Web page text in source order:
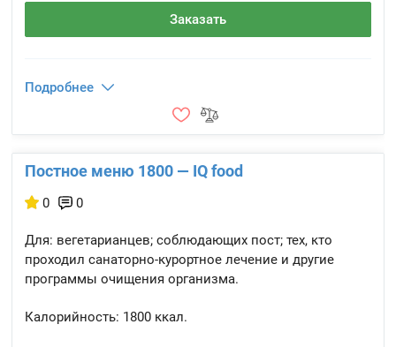
Заказать
Подробнее
Постное меню 1800 — IQ food
0 0
Для: вегетарианцев; соблюдающих пост; тех, кто
проходил санаторно-курортное лечение и другие
программы очищения организма.
Калорийность: 1800 ккал.